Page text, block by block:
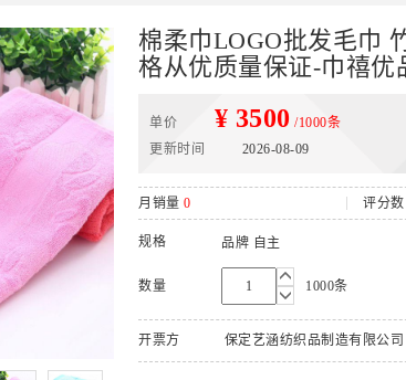
棉柔巾LOGO批发毛巾
格从优质量保证-巾禧优
单价 ¥ 3500 /1000条
更新时间
2026-08-09
月销量 0 评分数
规格 品牌 自主
数量 1000条
开票方 保定艺涵纺织品制造有限公司